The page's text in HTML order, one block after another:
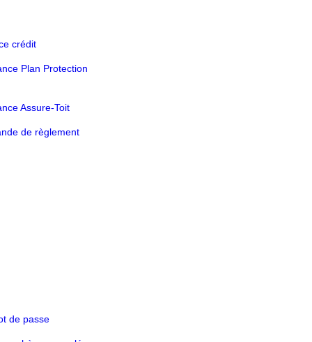
crédit
Plan Protection
Assure-Toit
de règlement
de passe